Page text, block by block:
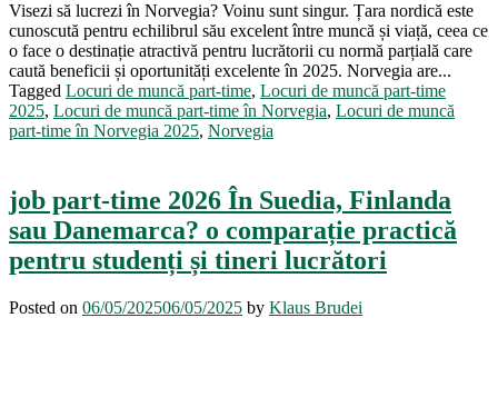
Visezi să lucrezi în Norvegia? Voinu sunt singur. Țara nordică este
cunoscută pentru echilibrul său excelent între muncă și viață, ceea ce
o face o destinație atractivă pentru lucrătorii cu normă parțială care
caută beneficii și oportunități excelente în 2025. Norvegia are...
Tagged Locuri de muncă part-time, Locuri de muncă part-time
2025, Locuri de muncă part-time în Norvegia, Locuri de muncă
part-time în Norvegia 2025, Norvegia
job part-time 2026 În Suedia, Finlanda
sau Danemarca? o comparație practică
pentru studenți și tineri lucrători
Posted on 06/05/202506/05/2025 by Klaus Brudei